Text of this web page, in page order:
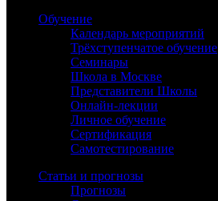
Обучение
Календарь мероприятий
Трёхступенчатое обучение
Семинары
Школа в Москве
Представители Школы
Онлайн-лекции
Личное обучение
Сертификация
Самотестирование
Статьи и прогнозы
Прогнозы